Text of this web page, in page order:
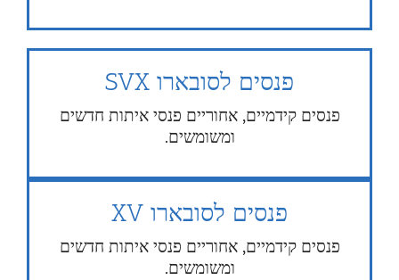
פנסים לסובארו SVX
פנסים קידמיים, אחוריים פנסי איתות חדשים
ומשומשים.
פנסים לסובארו XV
פנסים קידמיים, אחוריים פנסי איתות חדשים
ומשומשים.